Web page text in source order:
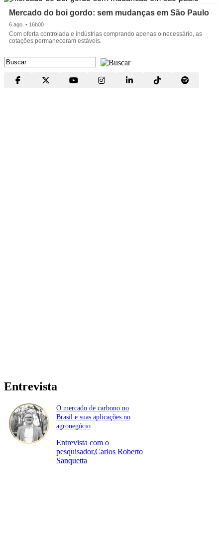
Mercado do boi gordo: sem mudanças em São Paulo
6 ago. • 16h00
Com oferta controlada e indústrias comprando apenas o necessário, as
cotações permaneceram estáveis.
Entrevista
O mercado de carbono no
Brasil e suas aplicações no
agronegócio
Entrevista com o
pesquisador,Carlos Roberto
Sanquetta